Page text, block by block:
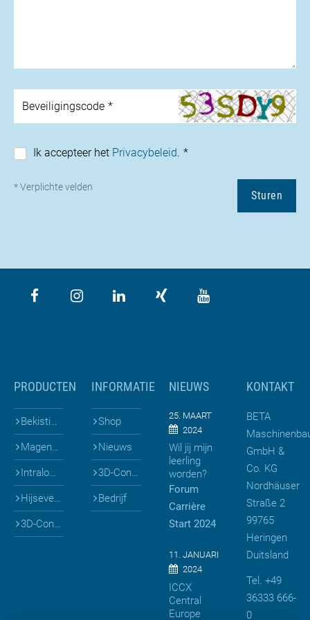
Beveiligingscode
Ik accepteer het Privacybeleid.
* Verplichte velden
PRODUCTEN
Bekistingen voor prefab
Mageneten & Bekistingen
Intralogistiek
Hijsevenaars
3D-Configuratoren
INFORMATIE
Shop
Nieuws
3D-Configuratoren
Bedrijf
NIEUWS
25. MAART
2024
Wil jij mijn
leerling
worden?
Forum
Carrière
Start 2024
11. JANUARI
2024
ICCX
Central
Europe
KONTAKT
BETA
GmbH &
Co. KG
Nordhäuser
Straße 2
99765
Heringen
Duitsland
Tel. +49
36333 666-
0